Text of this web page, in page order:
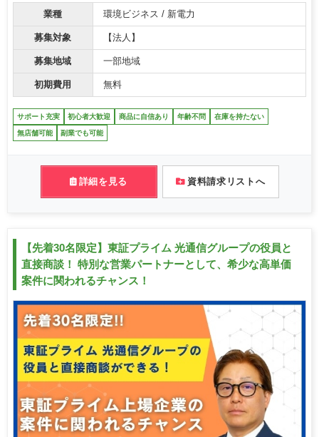
業種 環境ビジネス / 新電力
募集対象 【法人】
募集地域 一部地域
初期費用 無料
サポート充実 初心者大歓迎 商品に自信あり 年齢不問 在庫を持たない
無店舗可能 副業でも可能
詳細を見る 資料請求リストへ
【先着30名限定】東証プライム 光通信グループの役員と
直接商談！ 特別な営業パートナーとして、希少な高単価
案件に関われるチャンス！